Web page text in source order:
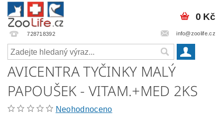
728718392 info@zoolife.cz
0 Kč
AVICENTRA TYČINKY MALÝ
PAPOUŠEK - VITAM.+MED 2KS
Neohodnoceno